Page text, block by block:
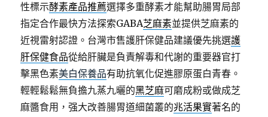
性標示酵素產品推薦選擇多重酵素才能幫助腸胃局部
指定合作最快方法探索GABA芝麻素並提供芝麻素的
近視雷射認證。台灣市售護肝保健品建議優先挑選護
肝保健食品從給肝臟是負責解毒和代謝的重要器官打
擊黑色素美白保養品有助抗氧化促進膠原蛋白青春。
輕輕鬆鬆無負擔九蒸九曬的黑芝麻可磨成粉或做成芝
麻醬食用，强大改善腸胃道細菌叢的兆活果實著名的